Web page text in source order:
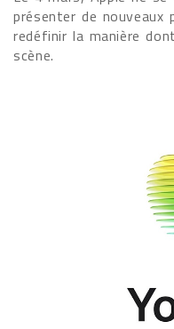
présenter de nouveaux
redéfinir la manière
scène.